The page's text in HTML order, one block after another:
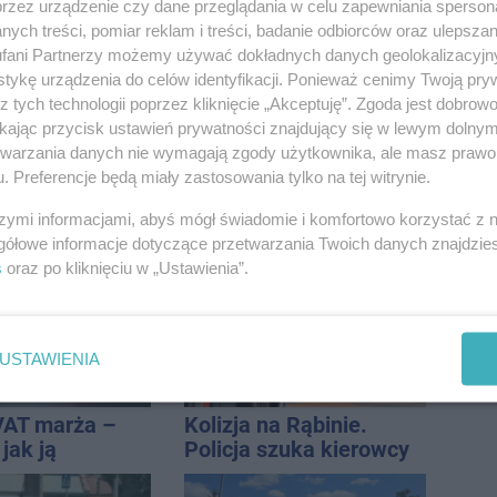
a przed
stanie
ARENA
analizy Onetu nasze
miasto jest jednym z
najbardziej narażonych
na upały
do
Tragedia przy ul.
Mieszka I. Nie żyje
osoba, która wypadła z
czwartego piętra
marża –
ją
jak rozliczyć
Kolizja na Rąbinie.
Policja szuka kierowcy
Golfa
urządzenie czy dane przeglądania w celu zapewniania
treści, pomiar reklam i treści, badanie odbiorców oraz
Partnerzy możemy używać dokładnych danych
urządzenia do celów identyfikacji. Ponieważ cenimy Twoją
tych technologii poprzez kliknięcie „Akceptuję”. Zgoda jest
przycisk ustawień prywatności znajdujący się w lewym
danych nie wymagają zgody użytkownika, ale masz
Preferencje będą miały zastosowania tylko na tej witrynie.
informacjami, abyś mógł świadomie i komfortowo korzystać z
informacje dotyczące przetwarzania Twoich danych
oraz po kliknięciu w „Ustawienia”.
USTAWIENIA